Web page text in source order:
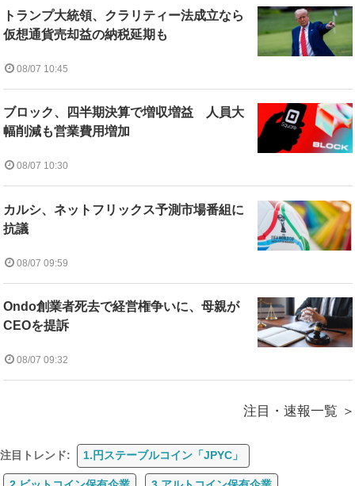
トランプ大統領、クラリティー法成立なら
仮想通貨売却益の納税延期も
08/07 10:45
ブロック、四半期決算で増収増益 人員大
幅削減も営業費用増加
08/07 10:30
カルシ、ネットフリックス予測市場番組に
抗議
08/07 09:59
Ondo創業者死去で経営権争いに、母親が
CEOを提訴
08/07 09:32
注目・速報一覧
注目トレンド: 1.円ステーブルコイン「JPYC」